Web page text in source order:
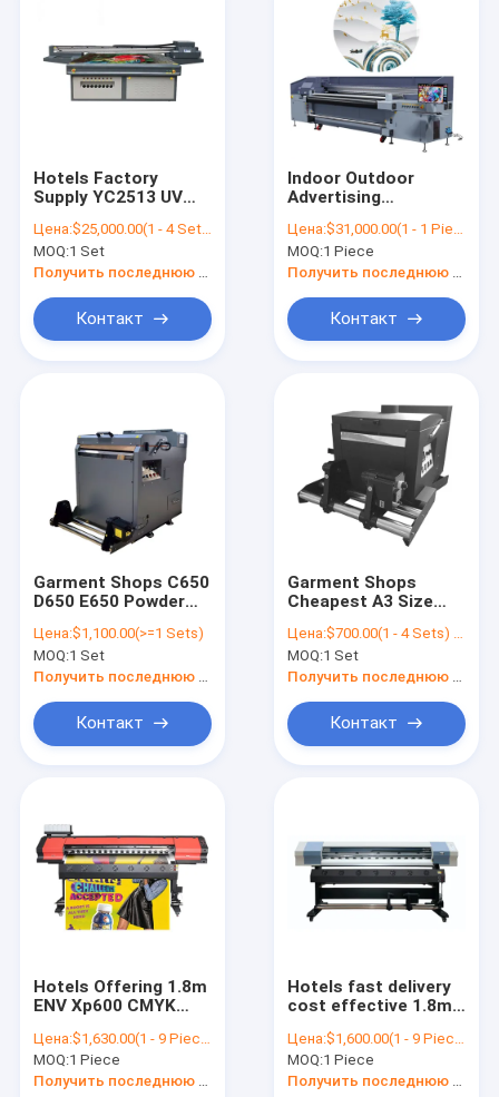
О Компании
Контакты
Ротационный струйный принтер
Печатный принтер
принтер одного прохода
Гибридный УФ принтер
УЛЬТРАФИОЛЕТОВЫЙ планшетный принтер
Промышленный сублимационный принтер
Hotels Factory
Supply YC2513 UV
Flatbed Printer
Machine
Цена:$25,000.00(1 - 4 Sets) $21,000.00(5 - 9 Sets) $8,000.00(>=10 Sets)
MOQ:1 Set
Получить последнюю цену
Контакт
Indoor Outdoor
Advertising
To Roll UV Printer
Hybridi Printer
YC2500HR
Цена:$31,000.00(1 - 1 Pieces) $28,000.00(2 - 9 Pieces) $15,000.00(>=10 Pieces)
MOQ:1 Piece
Получить последнюю цену
Контакт
Garment Shops C650
D650 E650 Powder
DTF Printer For T-
SHIRT Printer
Heating And Drying
Цена:$1,100.00(>=1 Sets)
MOQ:1 Set
Получить последнюю цену
Контакт
Garment Shops
Cheapest A3 Size
Machine For DTF T-
shirt Pet Film Printer
Цена:$700.00(1 - 4 Sets) $480.00(>=5 Sets)
MOQ:1 Set
Получить последнюю цену
Контакт
Hotels Offering 1.8m
ENV Xp600 CMYK
Printer Printer Price
6ft Banner Vinyl
Printing Machine
Цена:$1,630.00(1 - 9 Pieces) $1,600.00(10 - 49 Pieces) $1,400.00(>=50 Pieces)
MOQ:1 Piece
Получить последнюю цену
Hotels fast delivery
cost effective 1.8m
printer dx11 vinyl
plotter cost
effective on sale
Цена:$1,600.00(1 - 9 Pieces) $1,550.00(10 - 49 Pieces) $1,400.00(>=50 Pieces)
MOQ:1 Piece
Получить последнюю цену